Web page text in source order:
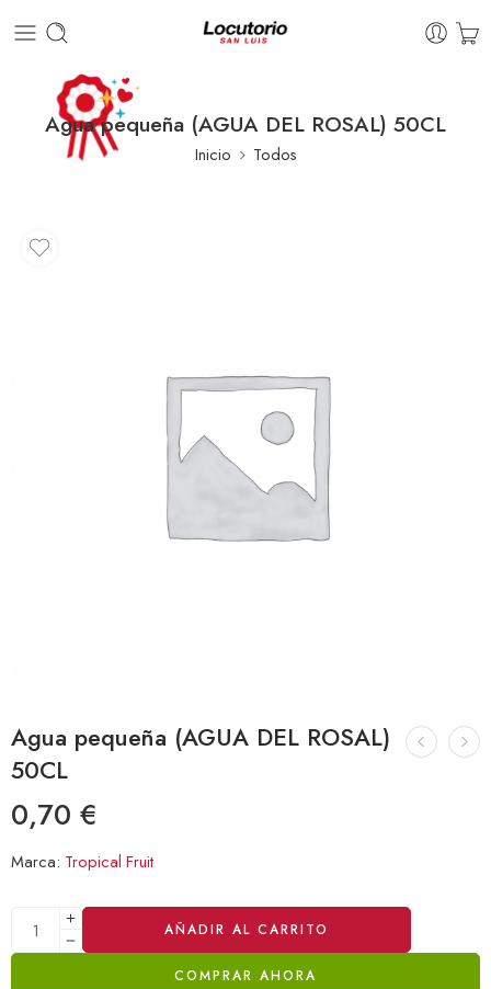
Agua pequeña (AGUA DEL ROSAL) 50CL
Inicio Todos
Agua pequeña (AGUA DEL ROSAL)
50CL
0,70 €
Marca: Tropical Fruit
AÑADIR AL CARRITO
COMPRAR AHORA
Alternative: